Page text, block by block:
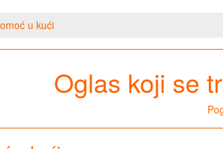
u kući
Oglas koji se